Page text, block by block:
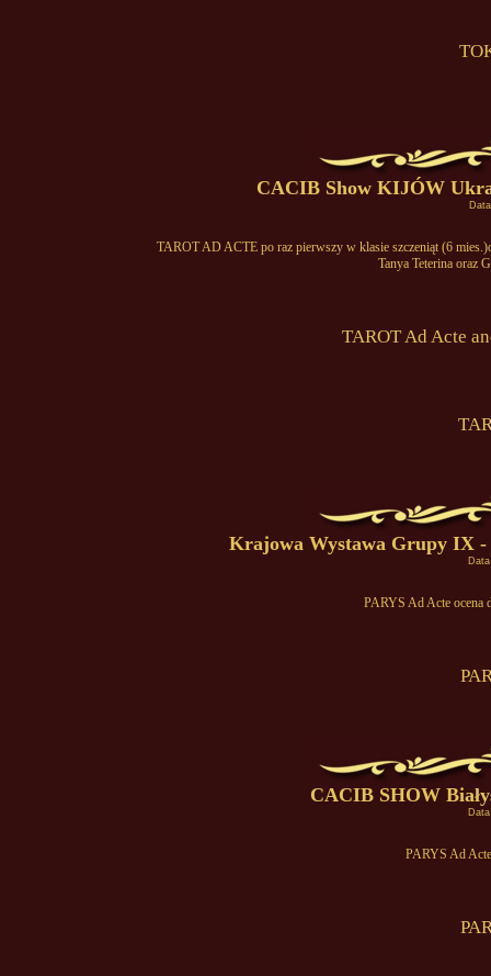
CACIB Show KIJÓW
TAROT AD ACTE po raz pierwszy w klasie szczeniąt (6
Tanya Teterina oraz
TAROT Ad Acte
Krajowa Wystawa Grupy IX -
PARYS Ad Acte ocena
CACIB SHOW
PARYS Ad